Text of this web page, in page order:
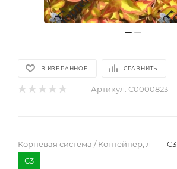
В ИЗБРАННОЕ СРАВНИТЬ
Артикул: С0000823
Корневая система / Контейнер, л — С3
С3